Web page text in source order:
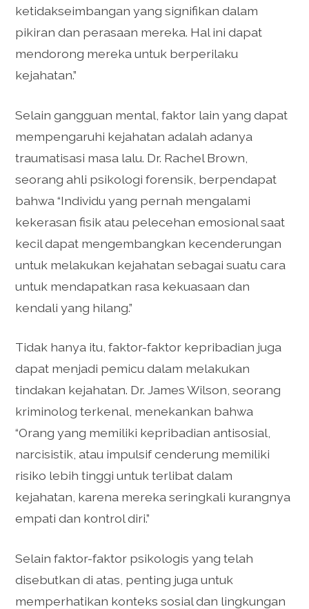
ketidakseimbangan yang signifikan dalam
pikiran dan perasaan mereka. Hal ini dapat
mendorong mereka untuk berperilaku
kejahatan.”
Selain gangguan mental, faktor lain yang dapat
mempengaruhi kejahatan adalah adanya
traumatisasi masa lalu. Dr. Rachel Brown,
seorang ahli psikologi forensik, berpendapat
bahwa “Individu yang pernah mengalami
kekerasan fisik atau pelecehan emosional saat
kecil dapat mengembangkan kecenderungan
untuk melakukan kejahatan sebagai suatu cara
untuk mendapatkan rasa kekuasaan dan
kendali yang hilang.”
Tidak hanya itu, faktor-faktor kepribadian juga
dapat menjadi pemicu dalam melakukan
tindakan kejahatan. Dr. James Wilson, seorang
kriminolog terkenal, menekankan bahwa
“Orang yang memiliki kepribadian antisosial,
narcisistik, atau impulsif cenderung memiliki
risiko lebih tinggi untuk terlibat dalam
kejahatan, karena mereka seringkali kurangnya
empati dan kontrol diri.”
Selain faktor-faktor psikologis yang telah
disebutkan di atas, penting juga untuk
memperhatikan konteks sosial dan lingkungan